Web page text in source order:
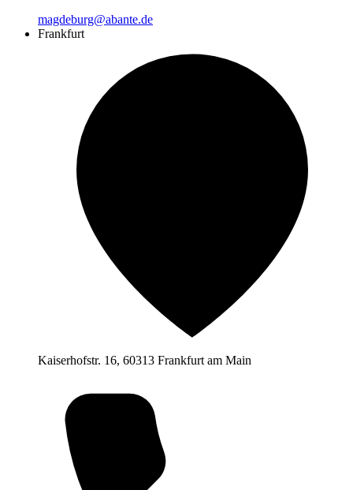
magdeburg@abante.de
Frankfurt
Kaiserhofstr. 16, 60313 Frankfurt am Main